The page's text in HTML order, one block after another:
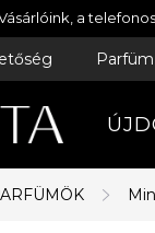
a